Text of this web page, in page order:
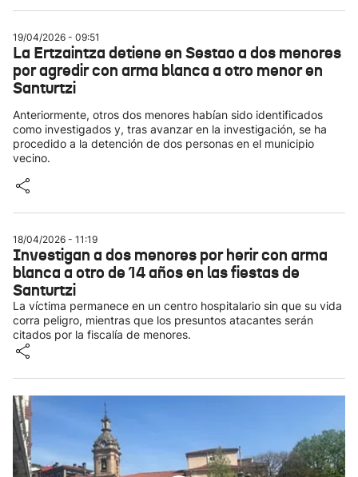
19/04/2026 - 09:51
La Ertzaintza detiene en Sestao a dos menores
por agredir con arma blanca a otro menor en
Santurtzi
Anteriormente, otros dos menores habían sido identificados
como investigados y, tras avanzar en la investigación, se ha
procedido a la detención de dos personas en el municipio
vecino.
18/04/2026 - 11:19
Investigan a dos menores por herir con arma
blanca a otro de 14 años en las fiestas de
Santurtzi
La víctima permanece en un centro hospitalario sin que su vida
corra peligro, mientras que los presuntos atacantes serán
citados por la fiscalía de menores.